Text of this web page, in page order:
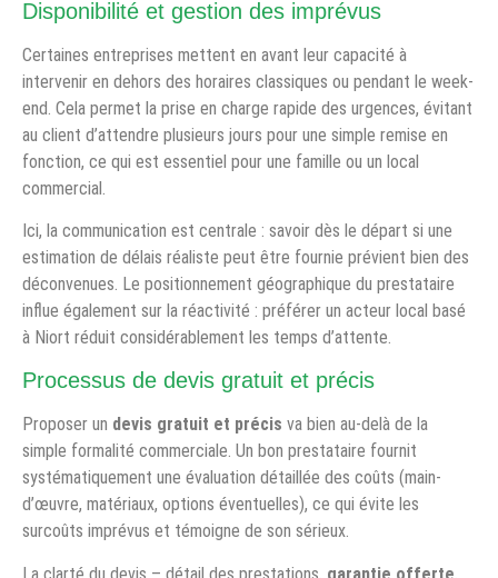
Disponibilité et gestion des imprévus
Certaines entreprises mettent en avant leur capacité à
intervenir en dehors des horaires classiques ou pendant le week-
end. Cela permet la prise en charge rapide des urgences, évitant
au client d’attendre plusieurs jours pour une simple remise en
fonction, ce qui est essentiel pour une famille ou un local
commercial.
Ici, la communication est centrale : savoir dès le départ si une
estimation de délais réaliste peut être fournie prévient bien des
déconvenues. Le positionnement géographique du prestataire
influe également sur la réactivité : préférer un acteur local basé
à Niort réduit considérablement les temps d’attente.
Processus de devis gratuit et précis
Proposer un devis gratuit et précis va bien au-delà de la
simple formalité commerciale. Un bon prestataire fournit
systématiquement une évaluation détaillée des coûts (main-
d’œuvre, matériaux, options éventuelles), ce qui évite les
surcoûts imprévus et témoigne de son sérieux.